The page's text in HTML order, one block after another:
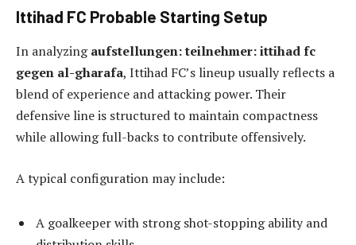
Ittihad FC Probable Starting Setup
In analyzingaufstellungen: teilnehmer: ittihad fc
gegen al-gharafa, Ittihad FC’s lineup usually reflects a
blend of experience and attacking power. Their
defensive line is structured to maintain compactness
while allowing full-backs to contribute offensively.
A typical configuration may include:
A goalkeeper with strong shot-stopping ability and